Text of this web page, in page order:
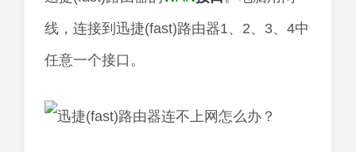
线，连接到迅捷(fast)路由器1、2、3、4中
任意一个接口。